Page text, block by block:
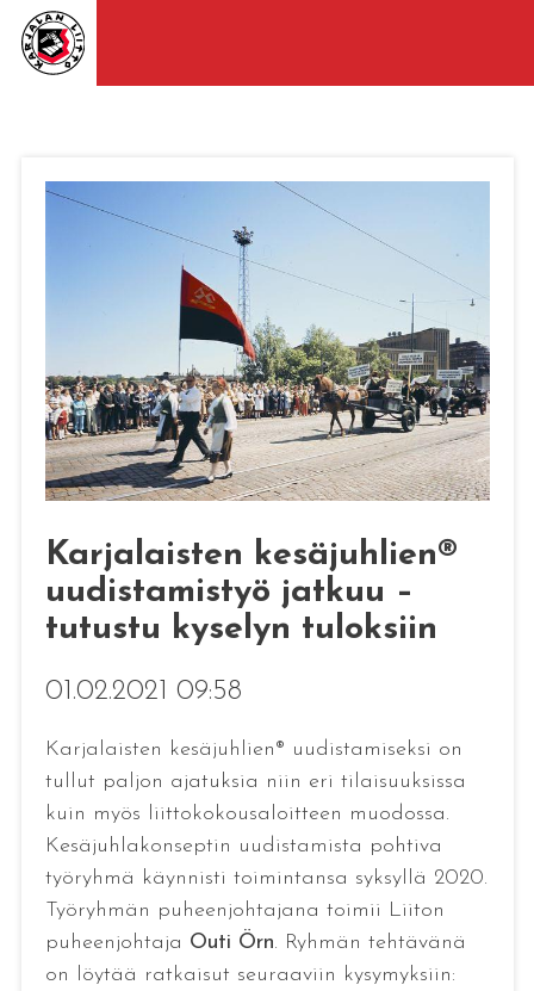
Karjalaisten kesäjuhlien®
uudistamistyö jatkuu –
tutustu kyselyn tuloksiin
01.02.2021 09:58
Karjalaisten kesäjuhlien® uudistamiseksi on
tullut paljon ajatuksia niin eri tilaisuuksissa
kuin myös liittokokousaloitteen muodossa.
Kesäjuhlakonseptin uudistamista pohtiva
työryhmä käynnisti toimintansa syksyllä 2020.
Työryhmän puheenjohtajana toimii Liiton
puheenjohtaja Outi Örn. Ryhmän tehtävänä
on löytää ratkaisut seuraaviin kysymyksiin: